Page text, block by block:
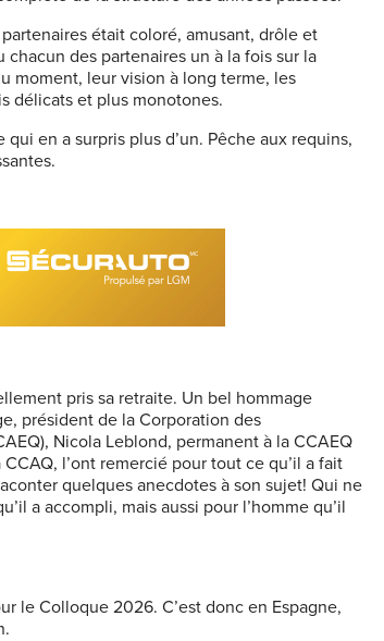
était coloré, amusant, drôle et
chacun des partenaires un à la fois sur la
moment, leur vision à long terme, les
délicats et plus monotones.
en a surpris plus d’un. Pêche aux requins,
pris sa retraite. Un bel hommage
président de la Corporation des
Nicola Leblond, permanent à la CCAEQ
l’ont remercié pour tout ce qu’il a fait
quelques anecdotes à son sujet! Qui ne
a accompli, mais aussi pour l’homme qu’il
le Colloque 2026. C’est donc en Espagne,